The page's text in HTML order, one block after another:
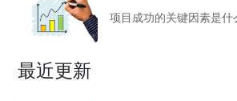
项目成功的关键因素是什
最近更新